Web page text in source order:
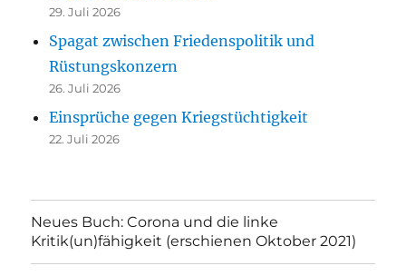
29. Juli 2026
Spagat zwischen Friedenspolitik und
Rüstungskonzern
26. Juli 2026
Einsprüche gegen Kriegstüchtigkeit
22. Juli 2026
Neues Buch: Corona und die linke
Kritik(un)fähigkeit (erschienen Oktober 2021)